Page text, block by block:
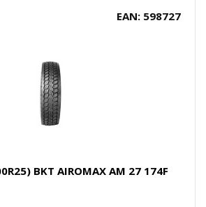
EAN: 598727
BKT AIROMAX AM 27 174F